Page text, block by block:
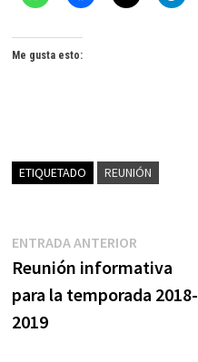
Me gusta esto:
ETIQUETADO REUNIÓN
Navegación
de
entradas
ENTRADA ANTERIOREntrada
anterior:
Reunión informativa
para la temporada 2018-
2019